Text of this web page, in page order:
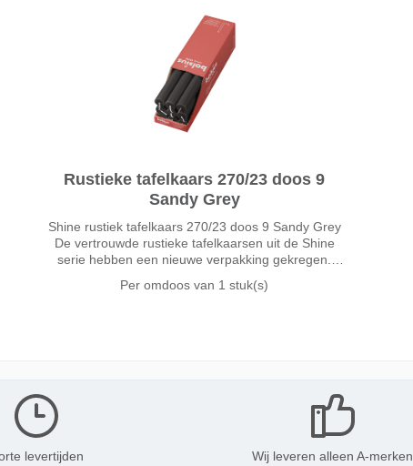
Rustieke tafelkaars 270/23 doos 9
Sandy Grey
Shine rustiek tafelkaars 270/23 doos 9 Sandy Grey
De vertrouwde rustieke tafelkaarsen uit de Shine
serie hebben een nieuwe verpakking gekregen.
schapruimte. Meer keuze betek
Per omdoos van 1 stuk(s)
levertijden Wij leveren alleen A-merken